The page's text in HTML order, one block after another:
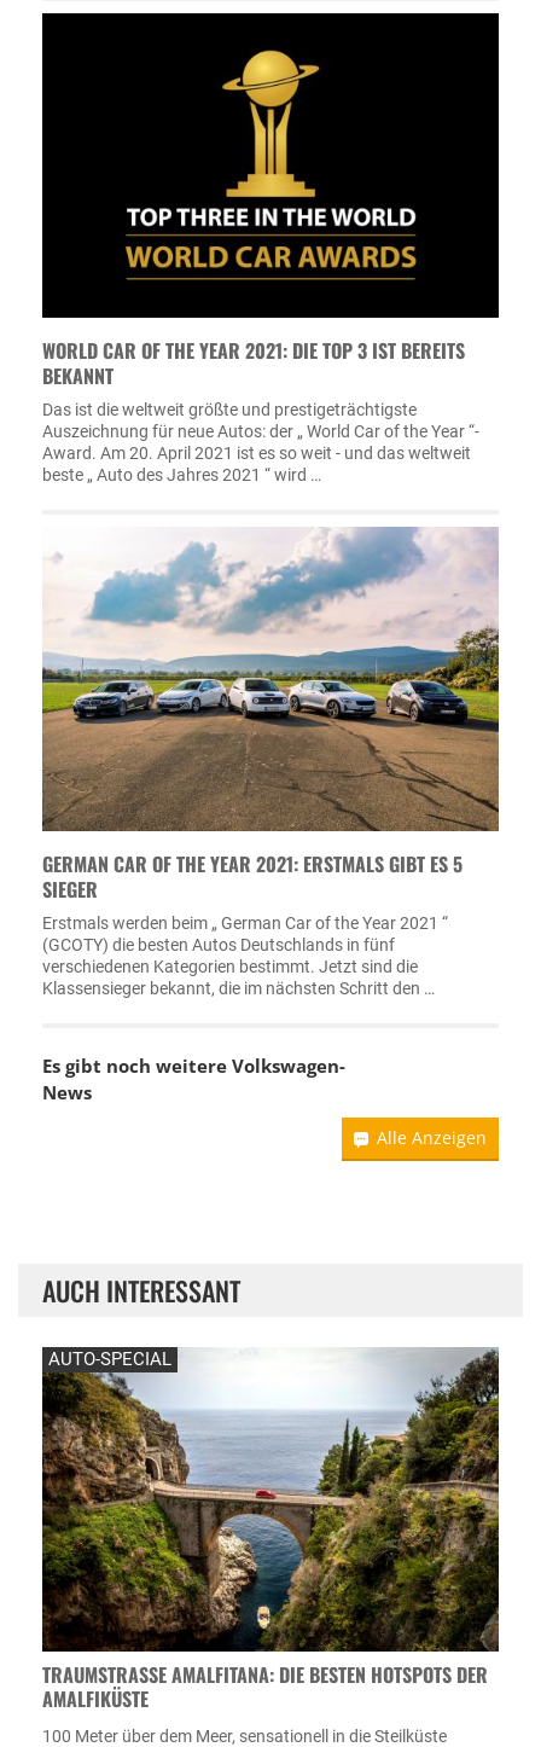
WORLD CAR OF THE YEAR 2021: DIE TOP 3 IST BEREITS
BEKANNT
Das ist die weltweit größte und prestigeträchtigste
Auszeichnung für neue Autos: der „ World Car of the Year “-
Award. Am 20. April 2021 ist es so weit - und das weltweit
beste „ Auto des Jahres 2021 “ wird …
GERMAN CAR OF THE YEAR 2021: ERSTMALS GIBT ES 5
SIEGER
Erstmals werden beim „ German Car of the Year 2021 “
(GCOTY) die besten Autos Deutschlands in fünf
verschiedenen Kategorien bestimmt. Jetzt sind die
Klassensieger bekannt, die im nächsten Schritt den …
Es gibt noch weitere Volkswagen-
News
Alle Anzeigen
AUCH INTERESSANT
AUTO-SPECIAL
TRAUMSTRASSE AMALFITANA: DIE BESTEN HOTSPOTS DER A
MALFIKÜSTE
100 Meter über dem Meer, sensationell in die Steilküste